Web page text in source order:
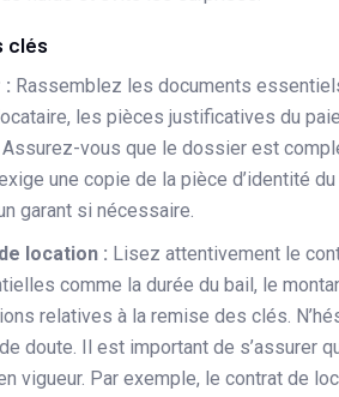
clés
: Rassemblez les documents
les pièces justificatives du
Assurez-vous que le dossier est
une copie de la pièce d’identité
garant si nécessaire.
location : Lisez attentivement le
comme la durée du bail, le
relatives à la remise des clés.
doute. Il est important de s’assurer
vigueur. Par exemple, le contrat de